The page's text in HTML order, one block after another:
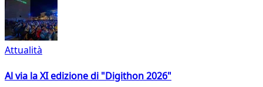
Attualità
Al via la XI edizione di "Digithon 2026"